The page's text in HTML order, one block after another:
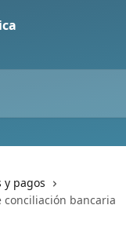
y pagos
bancaria